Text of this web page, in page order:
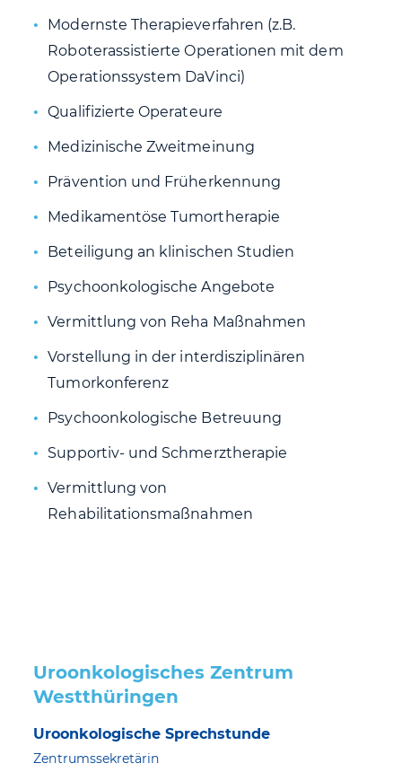
Uroonkologisches Zentrum
Westthüringen
Uroonkologische Sprechstunde
Zentrumssekretärin
Modernste Therapieverfahren (z.B.
Roboterassistierte Operationen mit dem
Operationssystem DaVinci)
Qualifizierte Operateure
Medizinische Zweitmeinung
Prävention und Früherkennung
Medikamentöse Tumortherapie
Beteiligung an klinischen Studien
Psychoonkologische Angebote
Vermittlung von Reha Maßnahmen
Vorstellung in der interdisziplinären
Tumorkonferenz
Psychoonkologische Betreuung
Supportiv- und Schmerztherapie
Vermittlung von
Rehabilitationsmaßnahmen